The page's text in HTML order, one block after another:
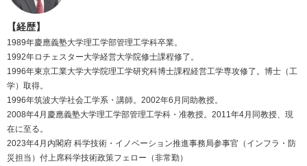
【経歴】
1989年慶應義塾大学理工学部管理工学科卒業。
1992年ロチェスター大学経営大学院修士課程修了。
1996年東京工業大学大学院理工学研究科博士課程経営工学専攻修了。博士（工
学）取得。
1996年筑波大学社会工学系・講師。2002年6月同助教授。
2008年4月慶應義塾大学理工学部管理工学科・准教授。2011年4月同教授、現
在に至る。
2023年4月内閣府 科学技術・イノベーション推進事務局参事官（インフラ・防
災担当）付上席科学技術政策フェロー（非常勤）